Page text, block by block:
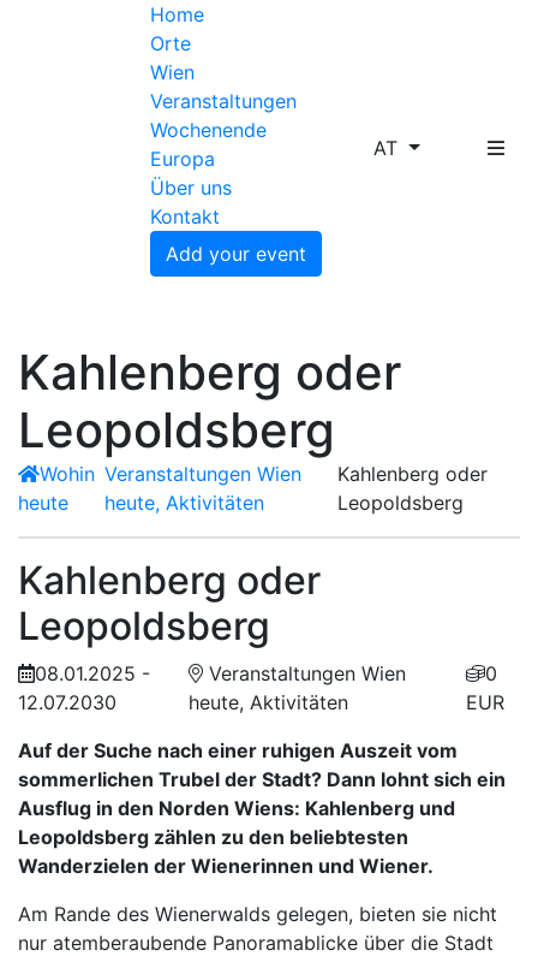
Home
Orte
Wien
Veranstaltungen
Wochenende
Europa
Über uns
Kontakt
Add your event
AT
Kahlenberg oder
Leopoldsberg
Wohin
heute
Veranstaltungen Wien
heute, Aktivitäten
Kahlenberg oder
Leopoldsberg
Kahlenberg oder
Leopoldsberg
08.01.2025 -
12.07.2030
Veranstaltungen Wien
heute, Aktivitäten
0
EUR
Auf der Suche nach einer ruhigen Auszeit vom
sommerlichen Trubel der Stadt? Dann lohnt sich ein
Ausflug in den Norden Wiens: Kahlenberg und
Leopoldsberg zählen zu den beliebtesten
Wanderzielen der Wienerinnen und Wiener.
Am Rande des Wienerwalds gelegen, bieten sie nicht
nur atemberaubende Panoramablicke über die Stadt